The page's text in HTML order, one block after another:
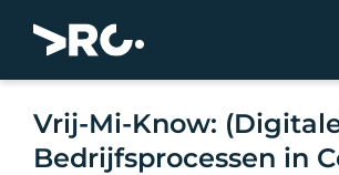
Vrij-Mi-Know:
Bedrijfsprocessen in